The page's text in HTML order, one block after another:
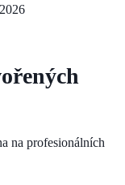
na profesionálních